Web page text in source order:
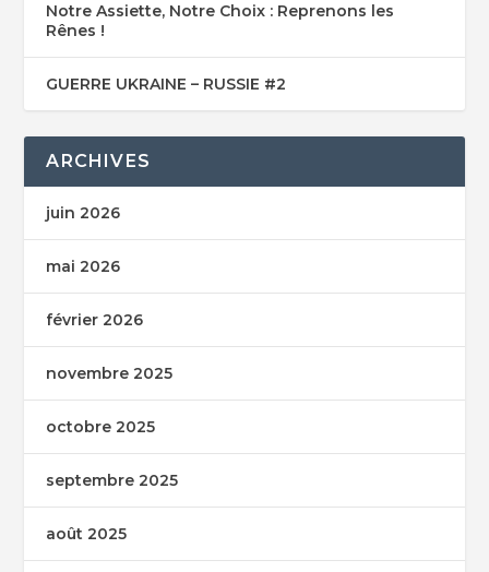
Notre Assiette, Notre Choix : Reprenons les
Rênes !
GUERRE UKRAINE – RUSSIE #2
ARCHIVES
juin 2026
mai 2026
février 2026
novembre 2025
octobre 2025
septembre 2025
août 2025